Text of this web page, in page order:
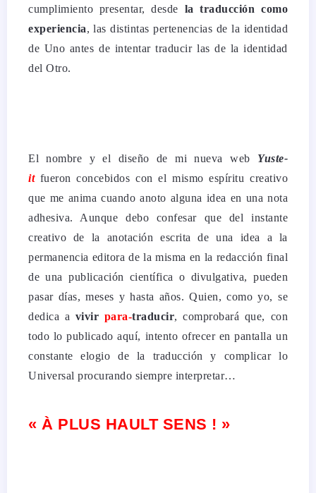
cumplimiento presentar, desde la traducción como
experiencia, las distintas pertenencias de la identidad
de Uno antes de intentar traducir las de la identidad
del Otro.
El nombre y el diseño de mi nueva web Yuste-
itfueron concebidos con el mismo espíritu creativo
que me anima cuando anoto alguna idea en una nota
adhesiva. Aunque debo confesar que del instante
creativo de la anotación escrita de una idea a la
permanencia editora de la misma en la redacción final
de una publicación científica o divulgativa, pueden
pasar días, meses y hasta años.Quien, como yo, se
dedica a vivir para-traducir, comprobará que, con
todo lo publicado aquí, intento ofrecer en pantalla un
constante elogio de la traducción y complicar lo
Universal procurando siempre interpretar…
« À PLUS HAULT SENS ! »